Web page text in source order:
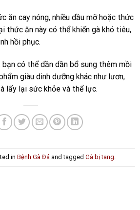
ăn cay nóng, nhiều dầu mỡ hoặc thức
thức ăn này có thể khiến gà khó tiêu,
hồi phục.
bạn có thể dần dần bổ sung thêm mồi
giàu dinh dưỡng khác như lươn,
lấy lại sức khỏe và thể lực.
in Bệnh Gà Đá and tagged Gà bị tang